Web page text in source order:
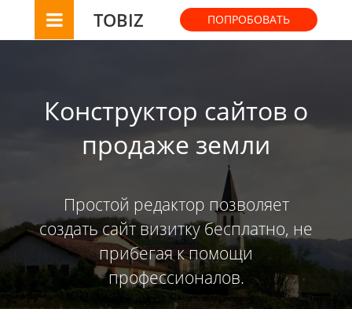
TOBIZ ПОПРОБОВАТЬ
Конструктор сайтов о
продаже земли
Простой редактор позволяет
создать сайт визитку бесплатно, не
прибегая к помощи
профессионалов.